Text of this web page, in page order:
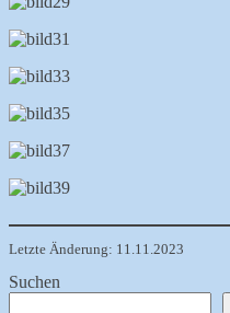
Letzte Änderung: 11.11.2023
Suchen